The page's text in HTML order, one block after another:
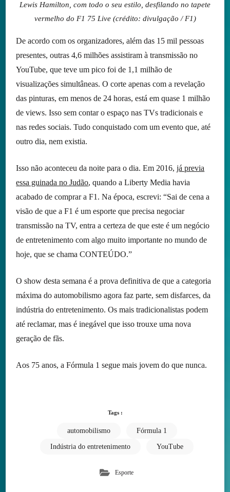
Lewis Hamilton, com todo o seu estilo, desfilando no tapete
vermelho do F1 75 Live (crédito: divulgação / F1)
De acordo com os organizadores, além das 15 mil pessoas
presentes, outras 4,6 milhões assistiram à transmissão no
YouTube, que teve um pico foi de 1,1 milhão de
visualizações simultâneas. O corte apenas com a revelação
das pinturas, em menos de 24 horas, está em quase 1 milhão
de views. Isso sem contar o espaço nas TVs tradicionais e
nas redes sociais. Tudo conquistado com um evento que, até
outro dia, nem existia.
Isso não aconteceu da noite para o dia. Em 2016,já previa
essa guinada no Judão, quando a Liberty Media havia
acabado de comprar a F1. Na época, escrevi: “Sai de cena a
visão de que a F1 é um esporte que precisa negociar
transmissão na TV, entra a certeza de que este é um negócio
de entretenimento com algo muito importante no mundo de
hoje, que se chama CONTEÚDO.”
O show desta semana é a prova definitiva de que a categoria
máxima do automobilismo agora faz parte, sem disfarces, da
indústria do entretenimento. Os mais tradicionalistas podem
até reclamar, mas é inegável que isso trouxe uma nova
geração de fãs.
Aos 75 anos, a Fórmula 1 segue mais jovem do que nunca.
Tags :
automobilismo Fórmula 1
Indústria do entretenimento YouTube
Esporte